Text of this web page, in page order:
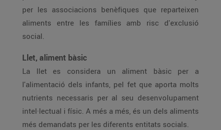
per les associacions benèfiques que reparteixen
aliments entre les famílies amb risc d'exclusió
social.
Llet, aliment bàsic
La llet es considera un aliment bàsic per a
l'alimentació dels infants, pel fet que aporta molts
nutrients necessaris per al seu desenvolupament
intel·lectual i físic. A més a més, és un dels aliments
més demandats per les diferents entitats socials.